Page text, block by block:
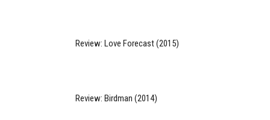
Review: Love Forecast (2015)
Review: Birdman (2014)